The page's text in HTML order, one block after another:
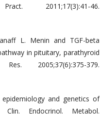
2011;17(3):41-46.
L. Menin and TGF-beta
in pituitary, parathyroid
2005;37(6):375-379.
and genetics of
Endocrinol. Metabol.